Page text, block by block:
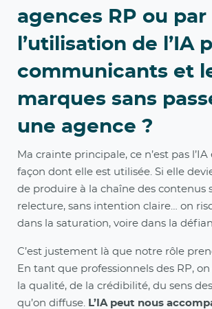
agences RP ou par
l’utilisation de l’IA
communicants et
marques sans
une agence ?
Ma crainte principale, ce n’est pas l’IA
façon dont elle est utilisée. Si elle
de produire à la chaîne des contenus
relecture, sans intention claire… on
dans la saturation, voire dans la
C’est justement là que notre rôle
En tant que professionnels des RP,
la qualité, de la crédibilité, du sens
qu’on diffuse.
L’IA peut nous